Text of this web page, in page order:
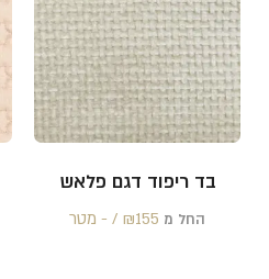
בד ריפוד דגם פלאש
החל מ ₪155 /‏‏‎ ‎- מטר